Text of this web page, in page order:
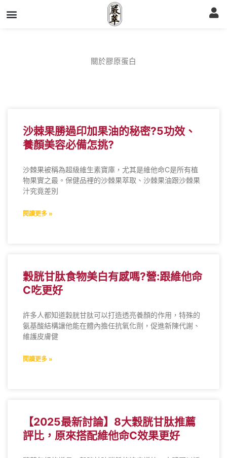
至
關於膠原蛋白
沙棘果勝過印加果油的秘密?5功效、
養顏美容必備怎挑?
沙棘果被稱為超級維生素寶庫，尤其是維他命C是所有植
物果實之最。保健品裡的沙棘果萃取、沙棘果油跟沙棘果
汁究竟差別
閱讀更多 »
穀胱甘肽食物美白有感嗎?營:跟維他命
C吃更好
許多人都知道穀胱甘肽可以打造透亮養顏的作用，特殊的
氨基酸結構讓他能在體內擔任抗氧化劑，促進新陳代謝、
維護皮膚健
閱讀更多 »
【2025最新討論】8大穀胱甘肽推薦
評比，原來搭配維他命C效果更好